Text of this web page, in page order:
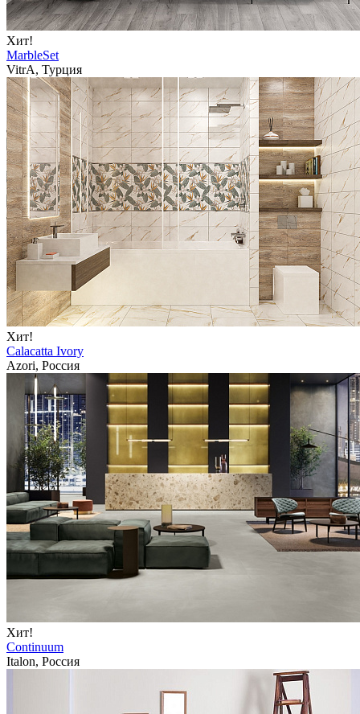
Хит!
MarbleSet
VitrA, Турция
Хит!
Calacatta Ivory
Azori, Россия
Хит!
Continuum
Italon, Россия